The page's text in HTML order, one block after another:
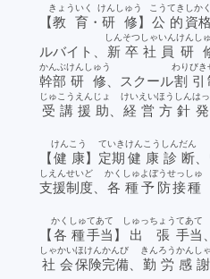
【教育
きょういく
・研修
けんしゅう
】 公的
こうてき
資格
しかく
ルバイト、 新卒
しんそつ
社員
しゃいん
研
けんし
幹部
かんぶ
研修
けんしゅう
、スクール割引
わりびき
受講
じゅこう
援助
えんじょ
、 経営
けいえい
方針
ほうしんは
【健康
けんこう
】 定期
ていき
健康診断
けんこうしんだん
支援
しえん
制度
せいど
、 各種
かくしゅ
予防接種
よぼうせっしゅ
【各種
かくしゅ
手当
てあて
】 出張
しゅっちょう
手当
てあて
、
社会
しゃかい
保険
ほけん
完備
かんび
、 勤労
きんろう
感謝
かんし